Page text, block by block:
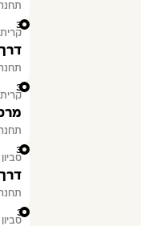
תחנה
34
קרית
תחנה
35
קרית
תחנה
36
סביון
תחנה
37
סביון